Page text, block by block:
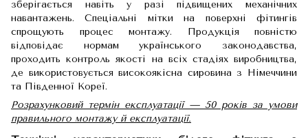
зберігається навіть у разі підвищених механічних
навантажень. Спеціальні мітки на поверхні фітингів
спрощують процес монтажу. Продукція повністю
відповідає нормам українського законодавства,
проходить контроль якості на всіх стадіях виробництва,
де використовується високоякісна сировина з Німеччини
та Південної Кореї.
Розрахунковий термін експлуатації — 50 років за умови
правильного монтажу й експлуатації.